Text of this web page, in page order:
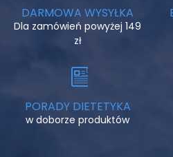
DARMOWA WYSYŁKA
Dla zamówień powyżej 149
zł
PORADY DIETETYKA
w doborze produktów